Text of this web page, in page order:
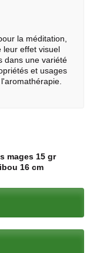
la méditation,
leur effet visuel
dans une variété
et usages
mages 15 gr
16 cm